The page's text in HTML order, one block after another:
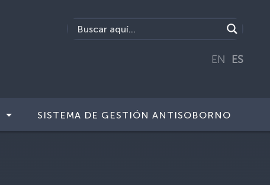
EN ES
SISTEMA DE GESTIÓN ANTISOBORNO